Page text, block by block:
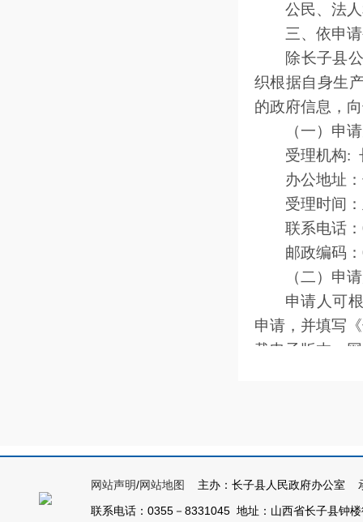
公民、法
三、依申
除长子县
织根据自身生
的政府信息，向
（一）申
受理机构:
办公地址
受理时间
联系电话
邮政编码
（二）申
申请人可
申请，并填写
载电子版本，
（2）通过
网站声明/网站地图
主办：长子县人民政府办公室
联系电话：0355－8331045 地址：山西省长子县钟